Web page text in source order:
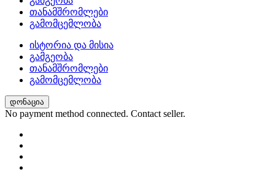
თანამშრომლები
გამომცემლობა
ისტორია და მისია
გამგეობა
თანამშრომლები
გამომცემლობა
დონაცია
No payment method connected. Contact seller.